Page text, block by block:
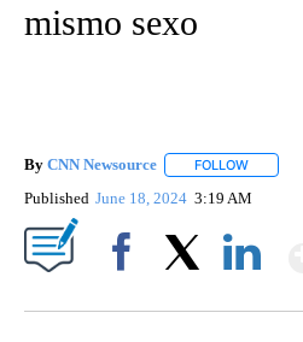
mismo sexo
By CNN Newsource FOLLOW
Published June 18, 2024 3:19 AM